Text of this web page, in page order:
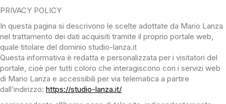
PRIVACY POLICY
In questa pagina si descrivono le scelte adottate da Mario Lanza
nel trattamento dei dati acquisiti tramite il proprio portale web,
quale titolare del dominio studio-lanza.it
Questa informativa è redatta e personalizzata per i visitatori del
portale, cioè per tutti coloro che interagiscono con i servizi web
di Mario Lanza e accessibili per via telematica a partire
dall’indirizzo: https://studio-lanza.it/